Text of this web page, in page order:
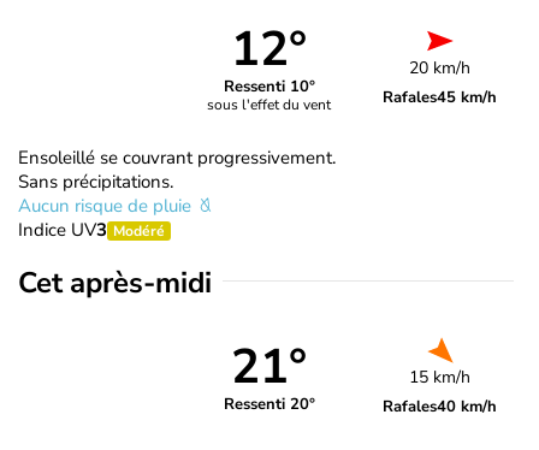
12°
Ressenti 10°
sous l'effet du vent
20 km/h
Rafales45 km/h
Ensoleillé se couvrant progressivement.
Sans précipitations.
Aucun risque de pluie
Indice UV3 Modéré
Cet après-midi
21°
Ressenti 20°
15 km/h
Rafales40 km/h